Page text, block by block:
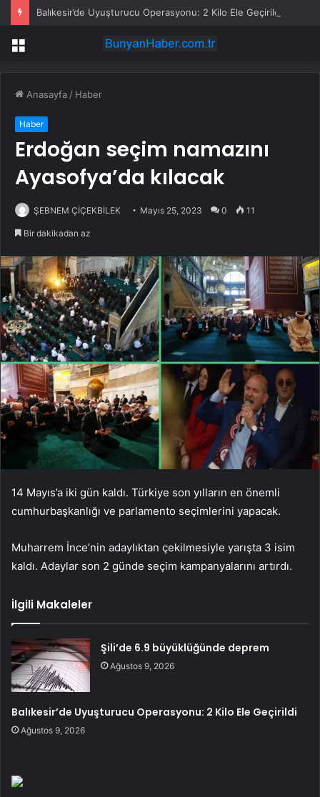
Balıkesir’de Uyuşturucu Operasyonu: 2 Kilo Ele Geçirildi
Menü
Anasayfa / Haber
Haber
Erdoğan seçim namazını
Ayasofya’da kılacak
ŞEBNEM ÇİÇEKBİLEK Mayıs 25, 2023 0 11
Bir dakikadan az
14 Mayıs’a iki gün kaldı. Türkiye son yılların en önemli
cumhurbaşkanlığı ve parlamento seçimlerini yapacak.
Muharrem İnce’nin adaylıktan çekilmesiyle yarışta 3 isim
kaldı. Adaylar son 2 günde seçim kampanyalarını artırdı.
İlgili Makaleler
Şili’de 6.9 büyüklüğünde deprem
Ağustos 9, 2026
Balıkesir’de Uyuşturucu Operasyonu: 2 Kilo Ele Geçirildi
Ağustos 9, 2026